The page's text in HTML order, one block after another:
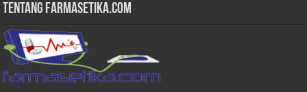
Tentang Farmasetika.com